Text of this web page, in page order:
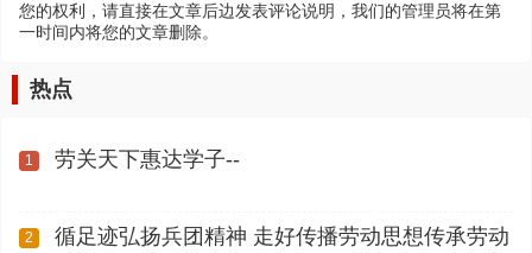
您的权利，请直接在文章后边发表评论说明，我们的管理员将在第
一时间内将您的文章删除。
热点
1 劳关天下惠达学子--
2
循足迹弘扬兵团精神 走好传播劳动思想传承劳动